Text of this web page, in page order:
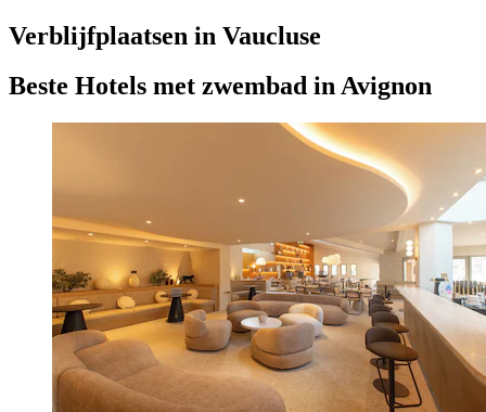
Verblijfplaatsen in Vaucluse
Beste Hotels met zwembad in Avignon